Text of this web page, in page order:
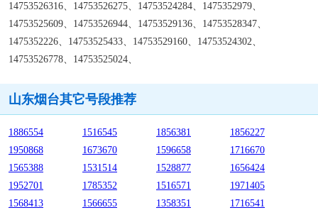
14753526316、14753526275、14753524284、1475352979、
14753525609、14753526944、14753529136、14753528347、
1475352226、14753525433、14753529160、14753524302、
14753526778、14753525024、
山东烟台其它号段推荐
1886554 1516545 1856381
1856227
1950868
1673670 1596658
1716670
1565388
1531514 1528877
1656424
1952701
1785352 1516571
1971405
1568413
1566655 1358351
1716541